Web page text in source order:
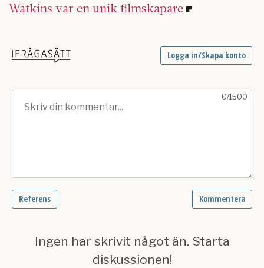
Watkins var en unik filmskapare